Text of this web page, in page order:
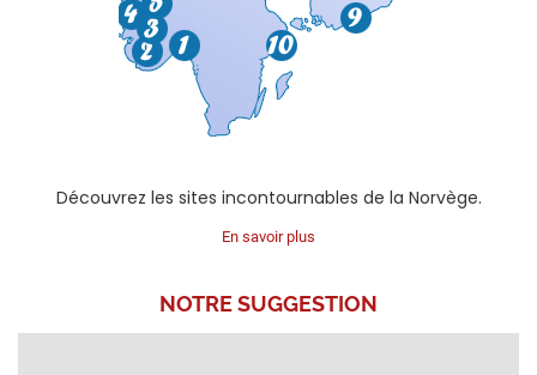
Découvrez les sites incontournables de la Norvège.
En savoir plus
NOTRESUGGESTION